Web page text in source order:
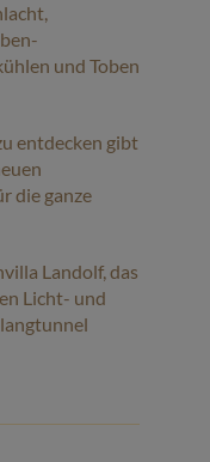
und Toben
entdecken gibt
die ganze
Landolf, das
Licht- und